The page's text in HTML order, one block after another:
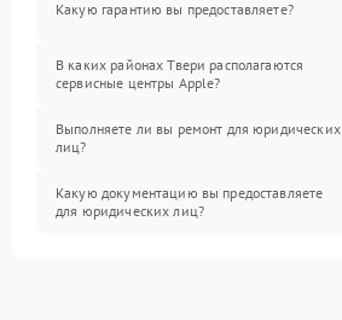
Какую гарантию вы предоставляете?
В каких районах Твери располагаются
сервисные центры Apple?
Выполняете ли вы ремонт для юридических
лиц?
Какую документацию вы предоставляете
для юридических лиц?